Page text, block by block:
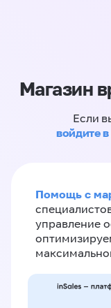
Магазин
Если
войдите
Помощь с
управление